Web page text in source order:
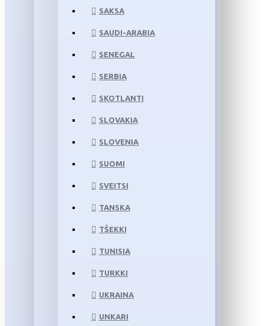
SAKSA
SAUDI-ARABIA
SENEGAL
SERBIA
SKOTLANTI
SLOVAKIA
SLOVENIA
SUOMI
SVEITSI
TANSKA
TŠEKKI
TUNISIA
TURKKI
UKRAINA
UNKARI